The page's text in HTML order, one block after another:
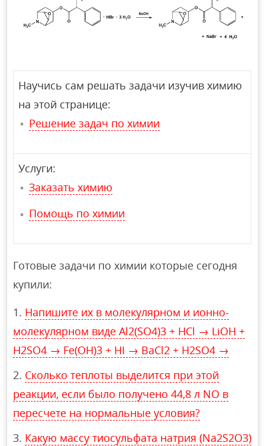
Научись сам решать задачи изучив химию
на этой странице:
Решение задач по химии
Услуги:
Заказать химию
Помощь по химии
Готовые задачи по химии которые сегодня
купили:
Напишите их в молекулярном и ионно-
молекулярном виде Al2(SO4)3 + HCl → LiOH +
H2SO4 → Fe(OH)3 + HI → BaCl2 + H2SO4 →
Сколько теплоты выделится при этой
реакции, если было получено 44,8 л NO в
пересчете на нормальные условия?
Какую массу тиосульфата натрия (Na2S2O3)